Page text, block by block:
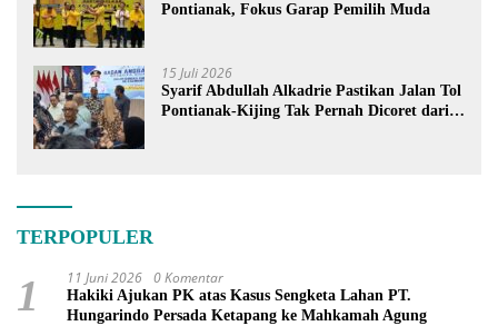
Pontianak, Fokus Garap Pemilih Muda
15 Juli 2026
Syarif Abdullah Alkadrie Pastikan Jalan Tol
Pontianak-Kijing Tak Pernah Dicoret dari
TERPOPULER
1 11 Juni 2026 0 Komentar
Hakiki Ajukan PK atas Kasus Sengketa Lahan PT.
Hungarindo Persada Ketapang ke Mahkamah Agung